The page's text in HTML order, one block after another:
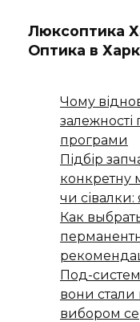
Люксоптика
Оптика в
Чому
залежності
програми
Підбір
конкретну
чи
Как
Под-
вони
вибором